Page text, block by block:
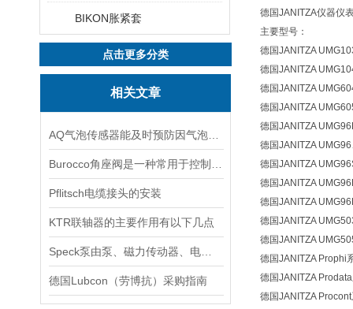
BIKON胀紧套
点击更多分类
相关文章
Pflitsch电缆接头的安装
KTR联轴器的主要作用有以下几点
德国Lubcon（劳博抗）采购指南
德国JANITZA仪器仪
主要型号：
德国JANITZA
德国JANITZA
德国JANITZA
德国JANITZA
德国JANITZA
德国JANITZA
德国JANITZA
德国JANITZA
德国JANITZA
德国JANITZA
德国JANITZA
德国JANITZA Prophi
德国JANITZA
德国JANITZA